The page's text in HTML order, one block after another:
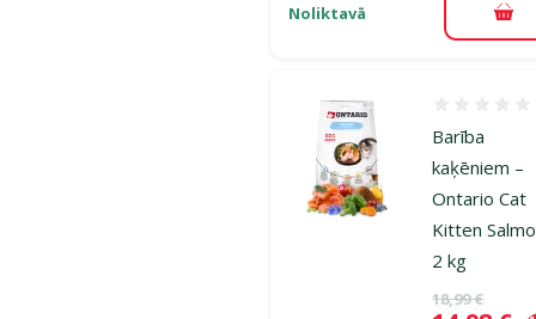
Noliktavā
Barība
kaķēniem –
Ontario Cat
Kitten
2 kg
Oriģinālā
18,99 €